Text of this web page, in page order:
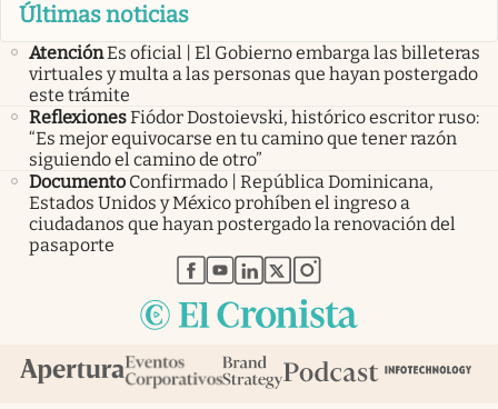
Últimas noticias
AtenciónEs oficial | El Gobierno embarga las billeteras
virtuales y multa a las personas que hayan postergado
este trámite
ReflexionesFiódor Dostoievski, histórico escritor ruso:
“Es mejor equivocarse en tu camino que tener razón
siguiendo el camino de otro”
Documento Confirmado | República Dominicana,
Estados Unidos y México prohíben el ingreso a
ciudadanos que hayan postergado la renovación del
pasaporte
abre en nueva pestaña
abre en nueva pestaña
abre en nueva pestaña
abre en nueva pestaña
abre en nueva pestaña